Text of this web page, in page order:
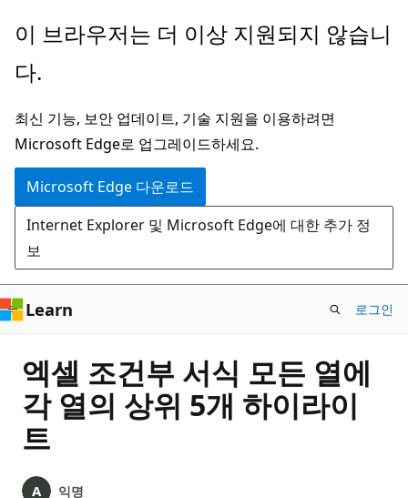
주
콘
츠
로
건
너
뛰
기
이 브라우저는 더 이상 지원되지 않습니
다.
최신 기능, 보안 업데이트, 기술 지원을 이용하려면
Microsoft Edge로 업그레이드하세요.
Microsoft Edge 다운로드
Internet Explorer 및 Microsoft Edge에 대한 추가 정
보
Learn 로그인
엑셀 조건부 서식 모든 열에
각 열의 상위 5개 하이라이
트
익명